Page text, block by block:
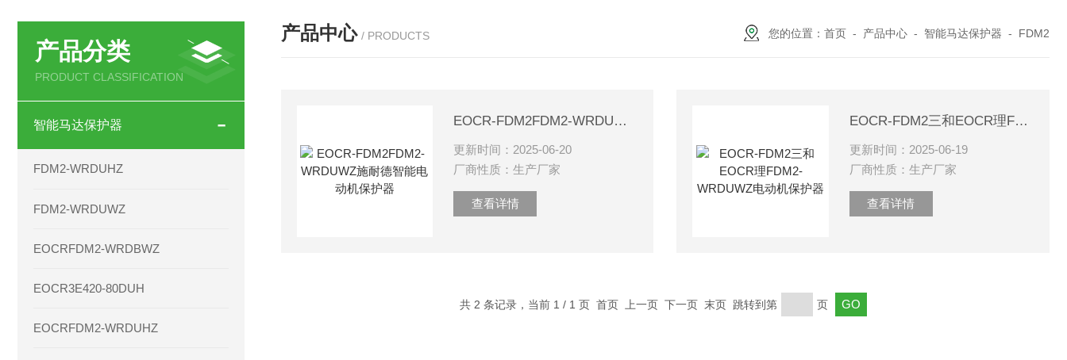
产品分类
PRODUCT CLASSIFICATION
智能马达保护器
FDM2-WRDUHZ
FDM2-WRDUWZ
EOCRFDM2-WRDBWZ
EOCR3E420-80DUH
EOCRFDM2-WRDUHZ
产品中心 / PRODUCTS 您的位置： 首页 - 产品中心 - 智能马达保护器 - FDM2
EOCR-FDM2FDM2-WRDUWZ施耐德智能电动机保护器
更新时间：2025-06-20
厂商性质：生产厂家
查看详情
EOCR-FDM2三和EOCR理FDM2-WRDUWZ电动机保护器
更新时间：2025-06-19
厂商性质：生产厂家
查看详情
共 2 条记录，当前 1 / 1 页 首页 上一页 下一页 末页 跳转到第 页